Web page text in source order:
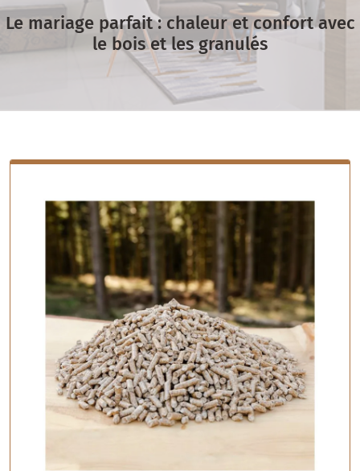
Le mariage parfait : chaleur et confort avec
le bois et les granulés